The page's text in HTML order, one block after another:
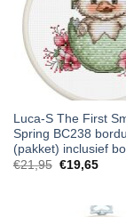
Luca-S The First
Spring BC238
(pakket) inclusief
€21,95 €19,65